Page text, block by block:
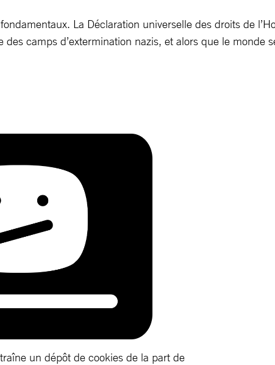
La Déclaration universelle des droits de
camps d’extermination nazis, et alors que le monde
un dépôt de cookies de la part de